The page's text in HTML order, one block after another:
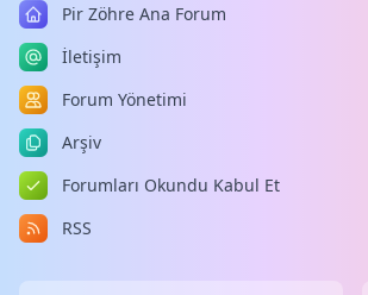
Pir Zöhre Ana Forum
İletişim
Forum Yönetimi
Arşiv
Forumları Okundu Kabul Et
RSS